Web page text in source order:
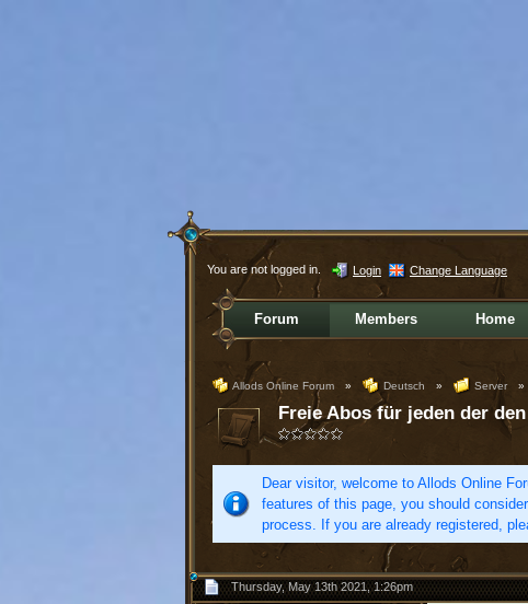
You are not logged in. Login Change Language
Forum Members Home
Allods Online Forum » Deutsch » Server »
Freie Abos für jeden der
Dear visitor, welcome to Allods Online
features of this page, you should
process. If you are already registered,
Thursday, May 13th 2021, 1:26pm